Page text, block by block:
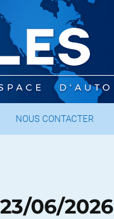
NOUS CONTACTER
06/2026